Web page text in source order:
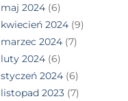
maj 2024(6)
kwiecień 2024(9)
marzec 2024(7)
luty 2024(6)
styczeń 2024(6)
listopad 2023(7)